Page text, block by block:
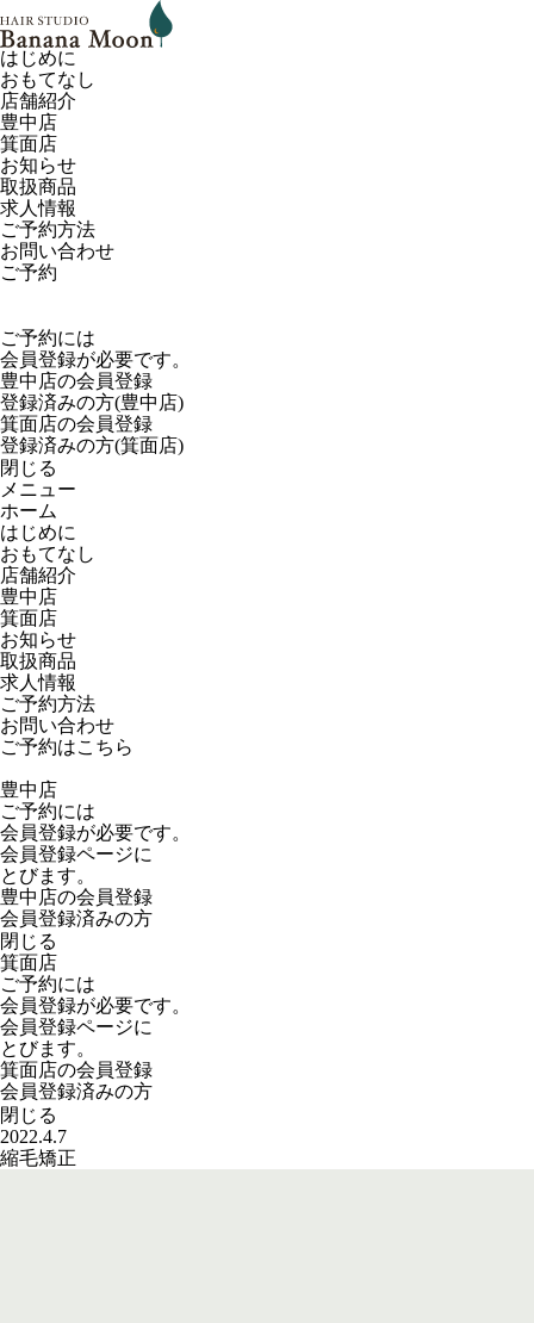
はじめに
おもてなし
店舗紹介
豊中店
箕面店
お知らせ
取扱商品
求人情報
ご予約方法
お問い合わせ
ご予約
ご予約には
会員登録が必要です。
豊中店の会員登録
登録済みの方(豊中店)
箕面店の会員登録
登録済みの方(箕面店)
閉じる
メニュー
ホーム
はじめに
おもてなし
店舗紹介
豊中店
箕面店
お知らせ
取扱商品
求人情報
ご予約方法
お問い合わせ
ご予約はこちら
豊中店
ご予約には
会員登録が必要です。
会員登録ページに
とびます。
豊中店の会員登録
会員登録済みの方
閉じる
箕面店
ご予約には
会員登録が必要です。
会員登録ページに
とびます。
箕面店の会員登録
会員登録済みの方
閉じる
2022.4.7
縮毛矯正